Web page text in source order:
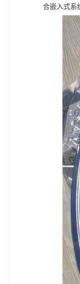
合嵌入式系